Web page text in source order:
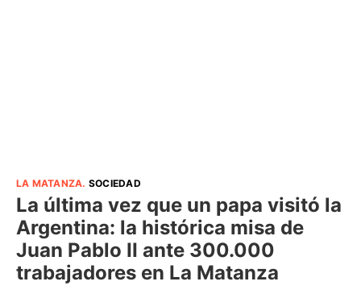
LA MATANZA. SOCIEDAD
La última vez que un papa visitó la
Argentina: la histórica misa de
Juan Pablo II ante 300.000
trabajadores en La Matanza